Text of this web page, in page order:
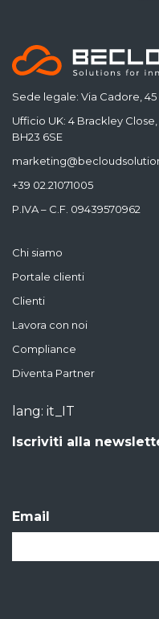
Sede legale: Via Cadore, 45
Ufficio UK: 4 Brackley
BH23 6SE
+39 02.21071005
P.IVA – C.F. 09439570962
Chi siamo
Portale clienti
Clienti
Lavora con noi
Compliance
Diventa Partner
lang: it_IT
Iscriviti alla
Email